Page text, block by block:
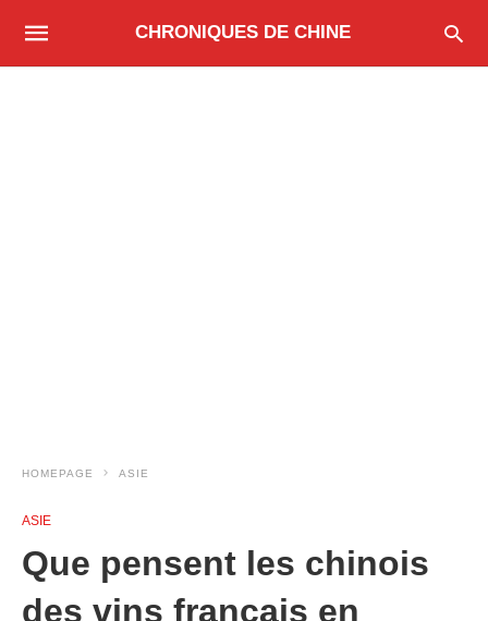
CHRONIQUES DE CHINE
HOMEPAGE ASIE
ASIE
Que pensent les chinois
des vins français en